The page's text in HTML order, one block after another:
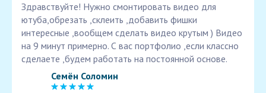
Здравствуйте! Нужно смонтировать видео для
ютуба,обрезать ,склеить ,добавить фишки
интересные ,вообщем сделать видео крутым ) Видео
на 9 минут примерно. С вас портфолио ,если классно
сделаете ,будем работать на постоянной основе.
Семён Соломин